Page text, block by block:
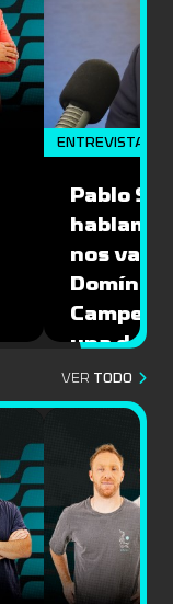
ENTREVISTA
Pablo
nos
una de
Mundial
VER TODO